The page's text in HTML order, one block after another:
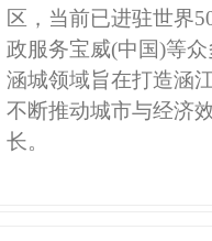
区，当前已进驻世界
政服务宝威(中国)等众
涵城领域旨在打造涵
不断推动城市与经济
长。